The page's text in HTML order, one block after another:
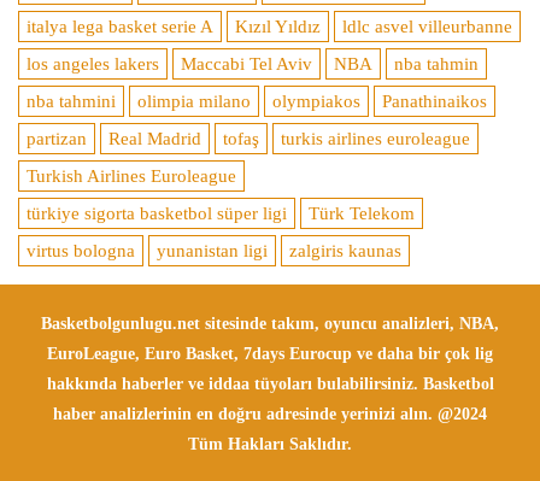
italya lega basket serie A
Kızıl Yıldız
ldlc asvel villeurbanne
los angeles lakers
Maccabi Tel Aviv NBA
nba tahmin
nba tahmini
olimpia milano olympiakos
Panathinaikos
partizan
Real Madrid tofaş
turkis airlines euroleague
Turkish Airlines Euroleague
türkiye sigorta basketbol süper ligi
Türk Telekom
virtus bologna
yunanistan ligi zalgiris kaunas
Basketbolgunlugu.net sitesinde takım, oyuncu analizleri, NBA,
EuroLeague, Euro Basket, 7days Eurocup ve daha bir çok lig
hakkında haberler ve iddaa tüyoları bulabilirsiniz. Basketbol
haber analizlerinin en doğru adresinde yerinizi alın. @2024
Tüm Hakları Saklıdır.